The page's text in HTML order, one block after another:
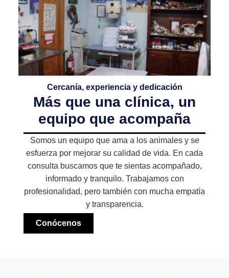
Cercanía, experiencia y dedicación
Más que una clínica, un
equipo que acompaña
Somos un equipo que ama a los animales y se
esfuerza por mejorar su calidad de vida. En cada
consulta buscamos que te sientas acompañado,
informado y tranquilo. Trabajamos con
profesionalidad, pero también con mucha empatía
y transparencia.
Conócenos